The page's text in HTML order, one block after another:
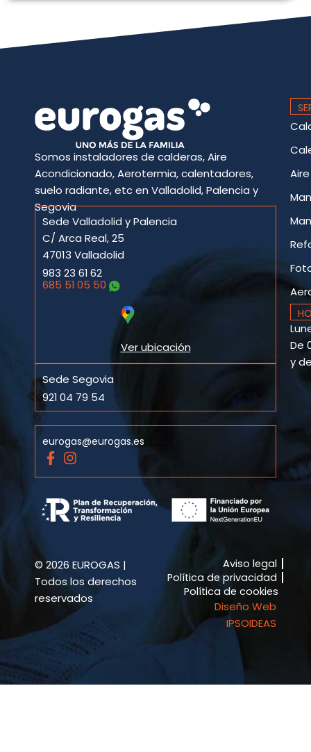
Somos instaladores de calderas, Aire
Acondicionado, Aerotermia, calentadores,
suelo radiante, etc en Valladolid, Palencia y
Segovia
Sede Valladolid y Palencia
C/ Arca Real, 25
47013 Valladolid
983 23 61 62
685 51 05 50
Ver ubicación
Sede Segovia
921 04 79 54
eurogas@eurogas.es
F
a
c
e
b
o
-
f
I
n
s
t
a
g
m
De
y
© 2026 EUROGAS |
Todos los derechos
reservados
Aviso legal
Política de privacidad
Política de cookies
Diseño Web
IPSOIDEAS